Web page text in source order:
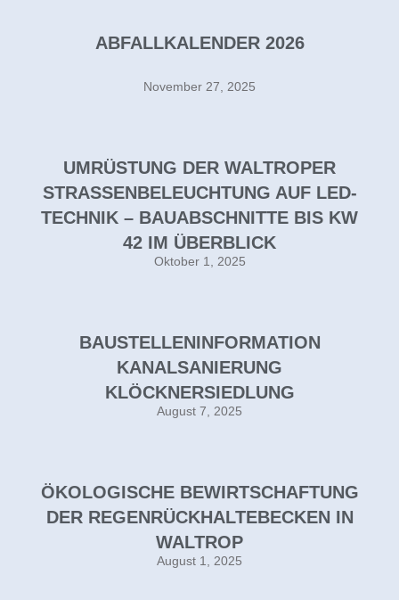
ABFALLKALENDER 2026
November 27, 2025
UMRÜSTUNG DER WALTROPER
STRASSENBELEUCHTUNG AUF LED-T
ECHNIK – BAUABSCHNITTE BIS KW 4
2 IM ÜBERBLICK
Oktober 1, 2025
BAUSTELLENINFORMATION
KANALSANIERUNG
KLÖCKNERSIEDLUNG
August 7, 2025
ÖKOLOGISCHE BEWIRTSCHAFTUNG
DER REGENRÜCKHALTEBECKEN IN
WALTROP
August 1, 2025